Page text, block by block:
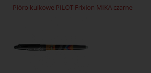
Pióro kulkowe PILOT Frixion MIKA czarne